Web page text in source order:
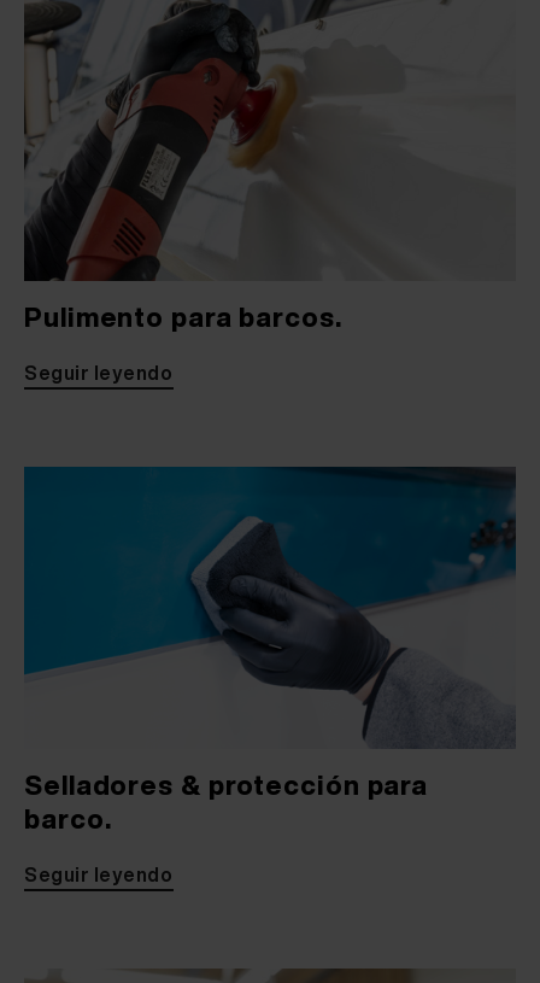
Pulimento para barcos.
Seguir leyendo
Selladores & protección para
barco.
Seguir leyendo